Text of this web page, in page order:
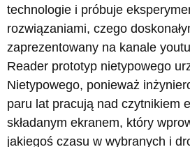
technologie i próbuje
rozwiązaniami, czego
zaprezentowany na kanale
Reader prototyp nietypowego
Nietypowego, ponieważ
paru lat pracują nad czytnikiem
składanym ekranem, który
jakiegoś czasu w wybranych i